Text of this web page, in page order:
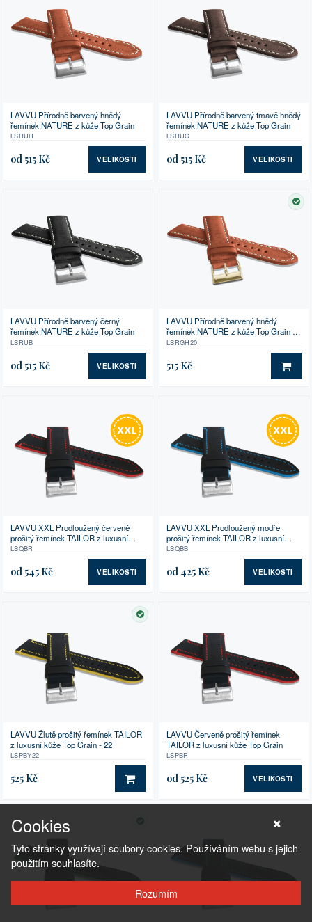
LAVVU Přírodně barvený hnědý
řemínek NATURE z kůže Top Grain
LSRUH
od 515 Kč VELIKOSTI
LAVVU Přírodně barvený tmavě hnědý
řemínek NATURE z kůže Top Grain
LSRUC
od 515 Kč VELIKOSTI
LAVVU Přírodně barvený černý
řemínek NATURE z kůže Top Grain
LSRUB
od 515 Kč VELIKOSTI
LAVVU Přírodně barvený hnědý
řemínek NATURE z kůže Top Grain se
zlatou sponou - 20
LSRGH20
515 Kč DO
LAVVU XXL Prodloužený červeně
prošitý řemínek TAILOR z luxusní
kůže Top Grain
LSQBR
od 545 Kč VELIKOSTI
LAVVU XXL Prodloužený modře
prošitý řemínek TAILOR z luxusní
kůže Top Grain
LSQBB
od 425 Kč VELIKOSTI
SKLADEM
LAVVU Žlutě prošitý řemínek TAILOR
z luxusní kůže Top Grain - 22
LSPBY22
525 Kč DO KOŠÍKU
LAVVU Červeně prošitý řemínek
TAILOR z luxusní kůže Top Grain
LSPBR
od 525 Kč VELIKOSTI
Cookies
Tyto stránky využívají soubory cookies. Používáním webu s jejich
použitím souhlasíte.
Rozumím